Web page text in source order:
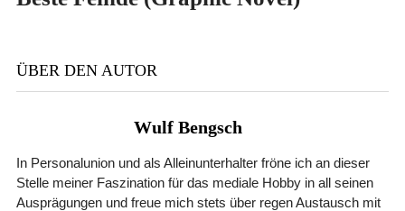
ÜBER DEN AUTOR
Wulf Bengsch
In Personalunion und als Alleinunterhalter fröne ich an dieser
Stelle meiner Faszination für das mediale Hobby in all seinen
Ausprägungen und freue mich stets über regen Austausch mit